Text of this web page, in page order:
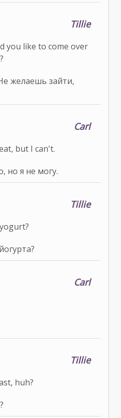
Tillie
you like to come over
желаешь зайти,
Carl
but I can't.
но я не могу.
Tillie
Carl
Tillie
huh?